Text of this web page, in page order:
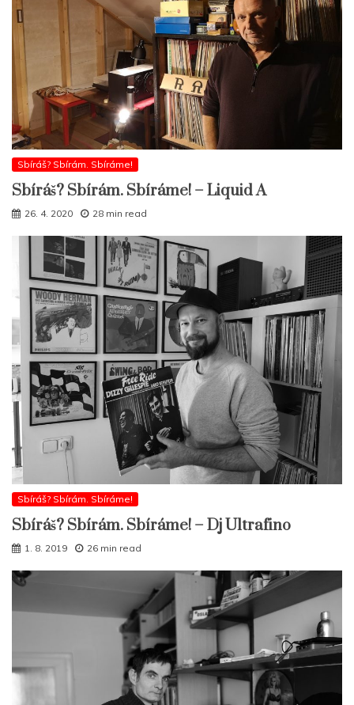
Sbíráš? Sbírám. Sbíráme!
Sbíráš? Sbírám. Sbíráme! – Liquid A
26. 4. 2020 28 min read
Sbíráš? Sbírám. Sbíráme!
Sbíráš? Sbírám. Sbíráme! – Dj Ultrafino
1. 8. 2019 26 min read